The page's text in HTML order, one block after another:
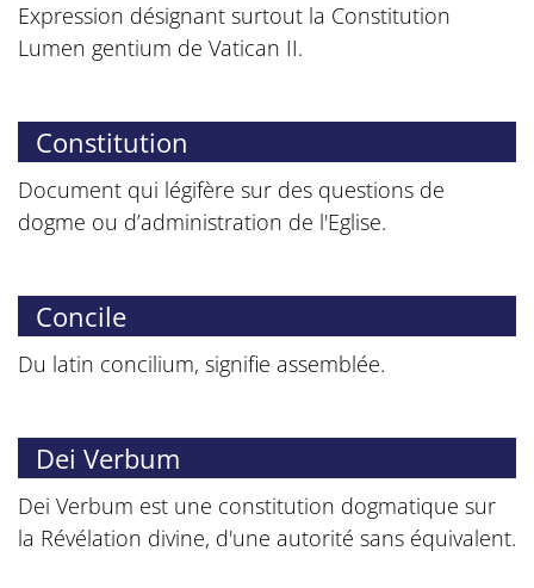
Expression désignant surtout la Constitution
Lumen gentium de Vatican II.
Constitution
Document qui légifère sur des questions de
dogme ou d’administration de l'Eglise.
Concile
Du latin concilium, signifie assemblée.
Dei Verbum
Dei Verbum est une constitution dogmatique sur
la Révélation divine, d'une autorité sans équivalent.